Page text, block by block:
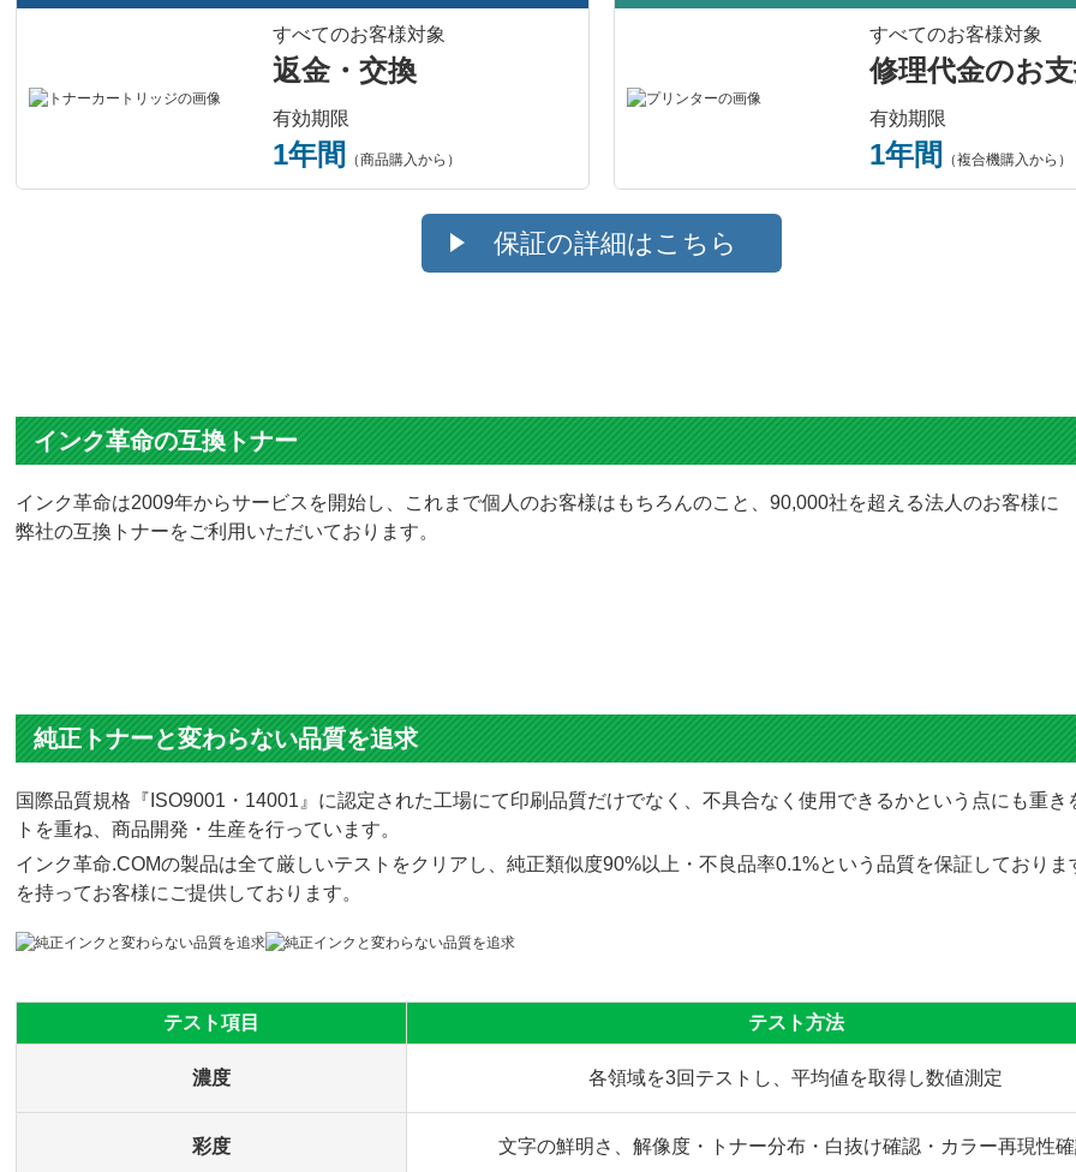
すべてのお客様対象
返金・交換
有効期限
1年間 （商品購入から）
すべてのお客様対象
修理代金のお
有効期限
1年間 （複合機購入から）
保証の詳細はこちら
インク革命の互換トナー
インク革命は2009年からサービスを開始し、これまで個人のお客様はもちろんのこと、90,000社を超える法人のお客様に
弊社の互換トナーをご利用いただいております。
純正トナーと変わらない品質を追求
国際品質規格『ISO9001・14001』に認定された工場にて印刷品質だけでなく、不具合なく使用できるかという点にも重き
トを重ね、商品開発・生産を行っています。
インク革命.COMの製品は全て厳しいテストをクリアし、純正類似度90%以上・不良品率0.1%という品質を保証しておりま
を持ってお客様にご提供しております。
テスト項目 テスト方法
濃度 各領域を3回テストし、平均値を取得し数値測定
彩度 文字の鮮明さ、解像度・トナー分布・白抜け確認・カラー再現性